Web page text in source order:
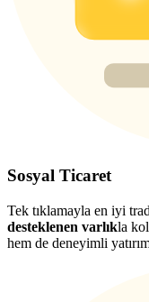
Register & Trade
USDT New User
USDT Flexible
Sosyal Ticaret
Tek tıklamayla en iyi
desteklenen varlıkla
hem de deneyimli